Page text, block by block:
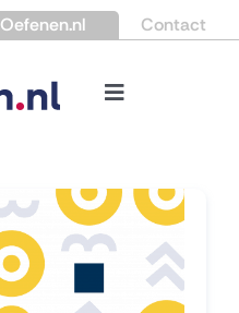
Oefenen.nl Contact
Toggle